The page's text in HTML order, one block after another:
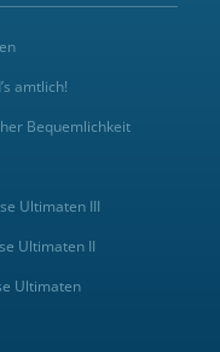
amtlich!
Bequemlichkeit
Ultimaten III
Ultimaten II
Ultimaten